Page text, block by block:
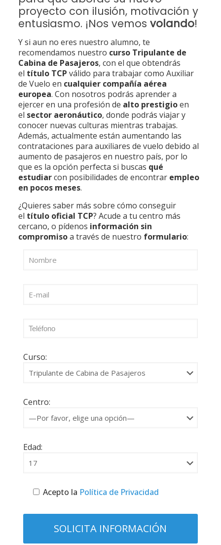
proyecto con ilusión, motivación y
entusiasmo. ¡Nos vemos volando!
Y si aun no eres nuestro alumno, te
recomendamos nuestro curso Tripulante de
Cabina de Pasajeros, con el que obtendrás
el título TCP válido para trabajar como Auxiliar
de Vuelo en cualquier compañía aérea
europea. Con nosotros podrás aprender a
ejercer en una profesión de alto prestigioen
el sector aeronáutico, donde podrás viajar y
conocer nuevas culturas mientras trabajas.
Además, actualmente están aumentando las
contrataciones para auxiliares de vuelo debido al
aumento de pasajeros en nuestro país, por lo
que es la opción perfecta si buscas qué
estudiarcon posibilidades de encontrar empleo
en pocos meses.
¿Quieres saber más sobre cómo conseguir
el título oficial TCP? Acude a tu centro más
cercano, o pídenos información sin
compromisoa través de nuestro formulario:
Curso:
Centro:
Edad:
Acepto la Política de Privacidad